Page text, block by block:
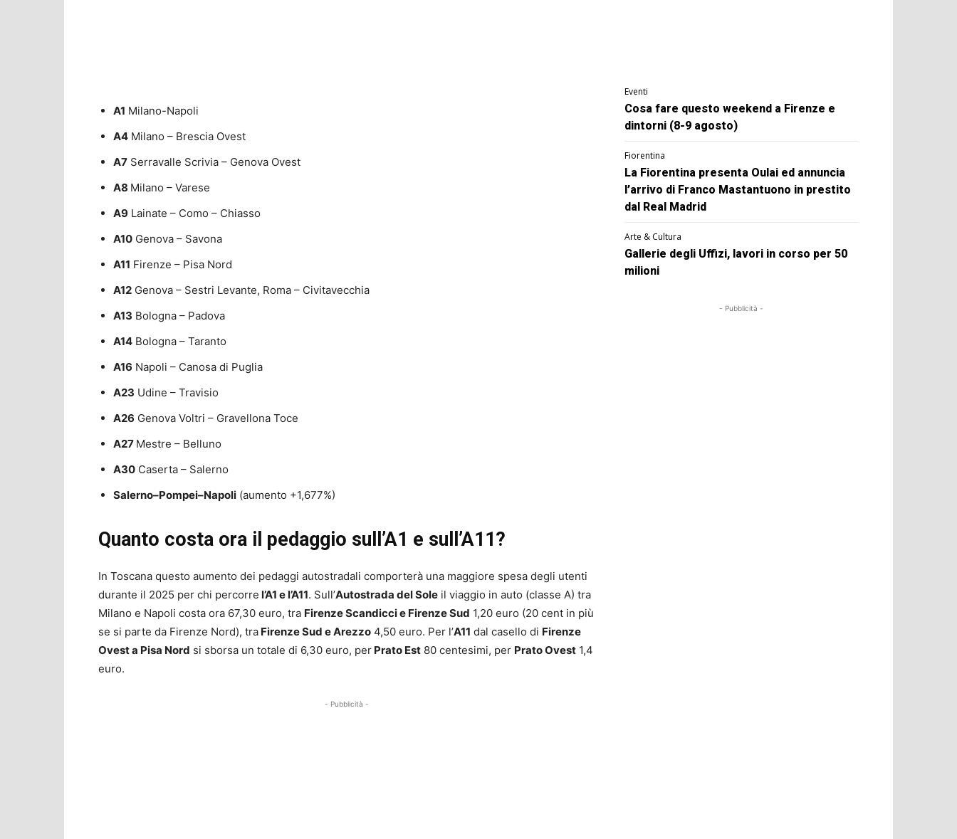
A1 Milano-Napoli
A4 Milano – Brescia Ovest
A7 Serravalle Scrivia – Genova Ovest
A8 Milano – Varese
A9 Lainate – Como – Chiasso
A10 Genova – Savona
A11 Firenze – Pisa Nord
A12 Genova – Sestri Levante, Roma – Civitavecchia
A13 Bologna – Padova
A14 Bologna – Taranto
A16 Napoli – Canosa di Puglia
A23 Udine – Travisio
A26 Genova Voltri – Gravellona Toce
A27 Mestre – Belluno
A30 Caserta – Salerno
Salerno–Pompei–Napoli (aumento +1,677%)
Quanto costa ora il pedaggio sull’A1 e sull’A11?
In Toscana questo aumento dei pedaggi autostradali comporterà una maggiore spesa degli utenti
durante il 2025 per chi percorre l’A1 e l’A11. Sull’Autostrada del Sole il viaggio in auto (classe A) tra
Milano e Napoli costa ora 67,30 euro, tra Firenze Scandicci e Firenze Sud 1,20 euro (20 cent in più
se si parte da Firenze Nord), tra Firenze Sud e Arezzo 4,50 euro. Per l’A11 dal casello di Firenze
Ovest a Pisa Nord si sborsa un totale di 6,30 euro, per Prato Est 80 centesimi, per Prato Ovest 1,4
euro.
- Pubblicità -
Eventi
Cosa fare questo weekend a Firenze e
dintorni (8-9 agosto)
Fiorentina
La Fiorentina presenta Oulai ed annuncia
l’arrivo di Franco Mastantuono in prestito
dal Real Madrid
Arte & Cultura
Gallerie degli Uffizi, lavori in corso per 50
milioni
- Pubblicità -